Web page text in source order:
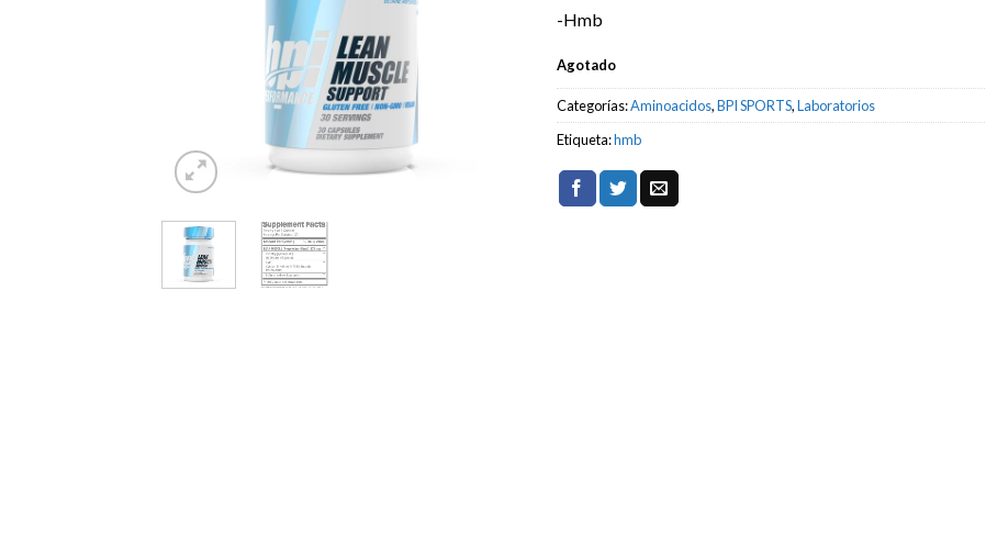
-Hmb
Agotado
Categorías:Aminoacidos,BPI SPORTS,Laboratorios
Etiqueta:hmb